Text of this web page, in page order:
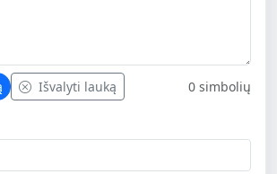
Išvalyti lauką 0 simbolių